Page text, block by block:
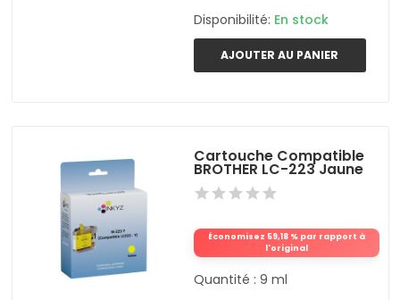
Disponibilité: En stock
AJOUTER AU PANIER
Cartouche Compatible
BROTHER LC-223 Jaune
Économisez 59,18 % par rapport à
l'original
Quantité : 9 ml